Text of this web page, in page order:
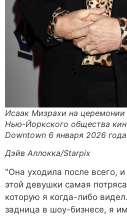
Исаак Мизрахи на
Нью-Йоркского общества
Downtown 6 января 2026
Дэйв Аллокка/Starpix
"Она уходила после всего,
этой девушки самая
которую я когда-либо
задница в шоу-бизнесе, я